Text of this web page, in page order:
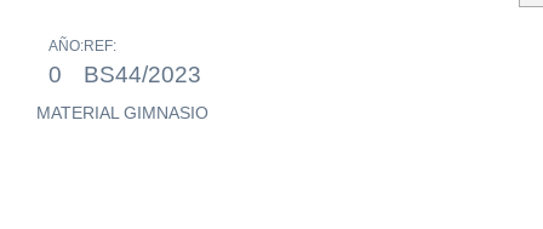
AÑO:
0
REF:
BS44/2023
MATERIAL GIMNASIO